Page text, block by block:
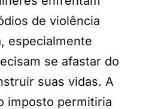
de violência
especialmente
se afastar do
suas vidas. A
imposto permitiria